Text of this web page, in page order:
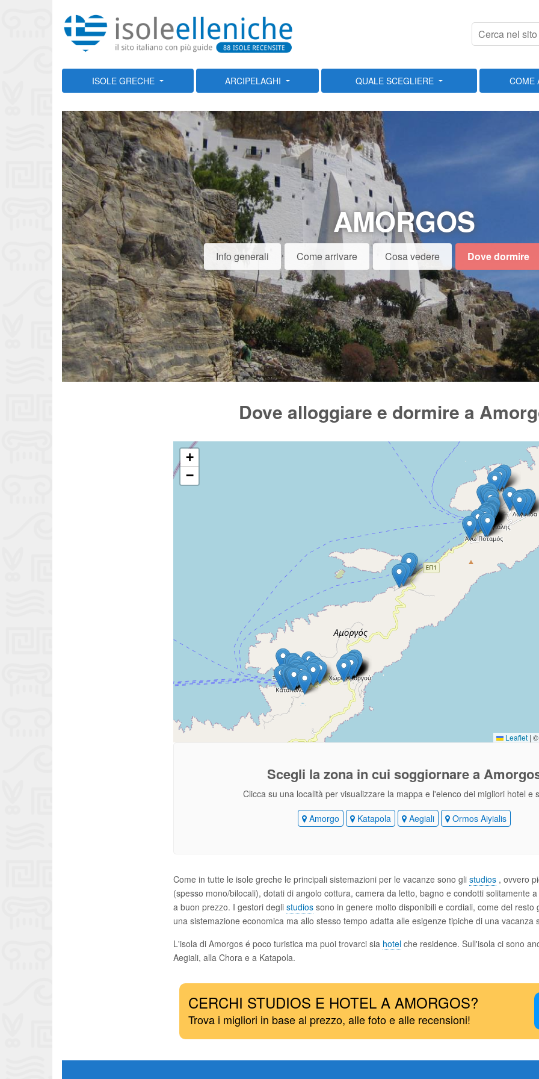
ISOLE GRECHE ARCIPELAGHI QUALE SCEGLIERE COME
AMORGOS
Info generali Come arrivare Cosa vedere Dove dormire
Dove alloggiare e dormire a
+
−
Leaflet | ©
Scegli la zonain cui soggiornare a
Clicca su una località per visualizzare la mappa e l'elenco dei migliori hotel e
Amorgo Katapola Aegiali Ormos Aiyialis
Come in tutte le isole greche le principali sistemazioni per le vacanze sono gli studios, ovvero
(spesso mono/bilocali), dotati di angolo cottura, camera da letto, bagno e condotti solitamente
a buon prezzo. I gestori degli studiossono in genere molto disponibili e cordiali, come del resto
una sistemazione economica ma allo stesso tempo adatta alle esigenze tipiche di una vacanza
L'isola di Amorgos é poco turistica ma puoi trovarci sia hotelche residence. Sull'isola ci sono
Aegiali, alla Chora e a Katapola.
CERCHI STUDIOS E HOTEL A AMORGOS?
Trova i migliori in base al prezzo, alle foto e alle recensioni!